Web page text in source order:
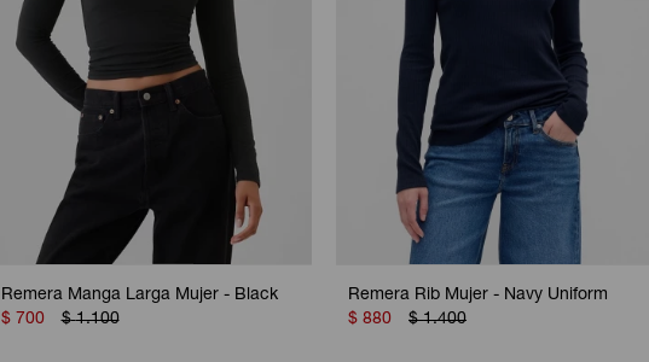
Remera Manga Larga Mujer - Black
$ 700 $ 1.100
Remera Rib Mujer - Navy Uniform
$ 880 $ 1.400